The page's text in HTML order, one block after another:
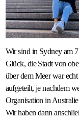
Wir sind in Sydney am
Glück, die Stadt von
über dem Meer war
aufgeteilt, je nachdem
Organisation in
Wir haben dann